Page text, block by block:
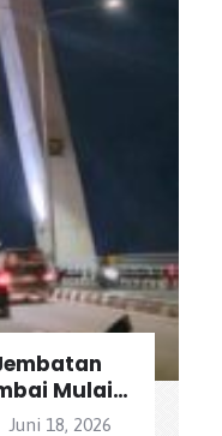
Mulai
Besok
Juni 18, 2026